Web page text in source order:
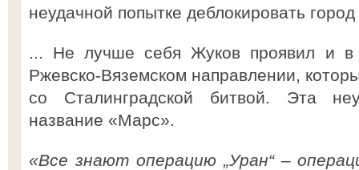
неудачной попытке деблокировать
... Не лучше себя Жуков проявил и в
Ржевско-Вяземском направлении,
со Сталинградской битвой. Эта
название «Марс».
«Все знают операцию „Уран“ –